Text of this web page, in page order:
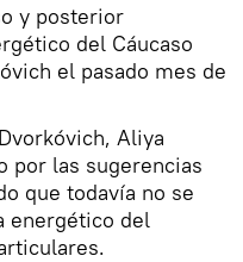
y posterior
del Cáucaso
el pasado mes de
Aliya
por las sugerencias
que todavía no se
energético del